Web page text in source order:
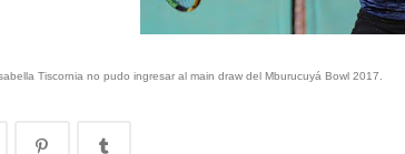
Tiscornia no pudo ingresar al main draw del Mburucuyá Bowl 2017.